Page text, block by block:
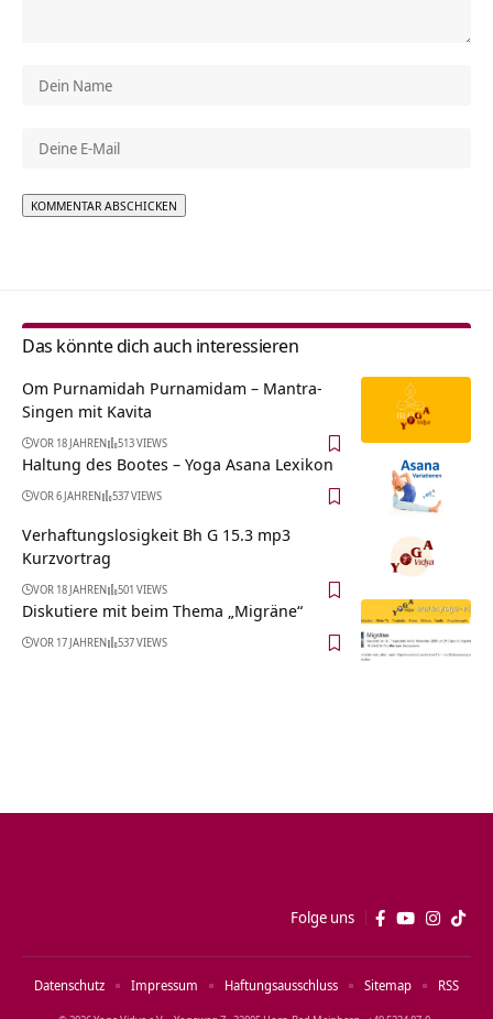
Das könnte dich auch interessieren
Om Purnamidah Purnamidam – Mantra-
Singen mit Kavita
VOR 18 JAHREN 513 VIEWS
Haltung des Bootes – Yoga Asana Lexikon
VOR 6 JAHREN 537 VIEWS
Verhaftungslosigkeit Bh G 15.3 mp3
Kurzvortrag
VOR 18 JAHREN 501 VIEWS
Diskutiere mit beim Thema „Migräne“
VOR 17 JAHREN 537 VIEWS
Folge uns
Datenschutz Impressum Haftungsausschluss Sitemap RSS